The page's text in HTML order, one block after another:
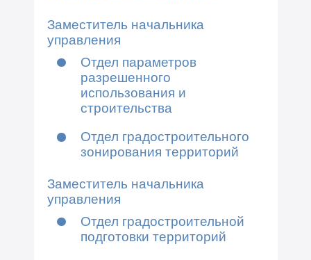
Заместитель начальника
управления
Отдел параметров
разрешенного
использования и
строительства
Отдел градостроительного
зонирования территорий
Заместитель начальника
управления
Отдел градостроительной
подготовки территорий